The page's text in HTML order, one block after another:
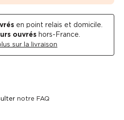
en point relais et domicile.
ouvréshors-France.
sur la livraison
notre FAQ